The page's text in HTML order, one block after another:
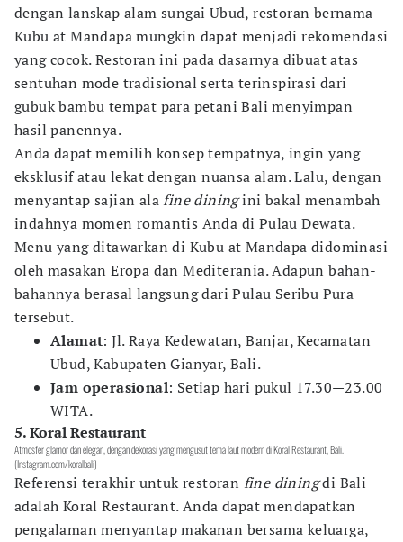
dengan lanskap alam sungai Ubud, restoran bernama
Kubu at Mandapa mungkin dapat menjadi rekomendasi
yang cocok. Restoran ini pada dasarnya dibuat atas
sentuhan mode tradisional serta terinspirasi dari
gubuk bambu tempat para petani Bali menyimpan
hasil panennya.
Anda dapat memilih konsep tempatnya, ingin yang
eksklusif atau lekat dengan nuansa alam. Lalu, dengan
menyantap sajian alafine diningini bakal menambah
indahnya momen romantis Anda di Pulau Dewata.
Menu yang ditawarkan di Kubu at Mandapa didominasi
oleh masakan Eropa dan Mediterania. Adapun bahan-
bahannya berasal langsung dari Pulau Seribu Pura
tersebut.
Alamat: Jl. Raya Kedewatan, Banjar, Kecamatan
Ubud, Kabupaten Gianyar, Bali.
Jam operasional: Setiap hari pukul 17.30—23.00
WITA.
5. Koral Restaurant
Atmosfer glamor dan elegan, dengan dekorasi yang mengusut tema laut modern di Koral Restaurant, Bali.
(Instagram.com/koralbali)
Referensi terakhir untuk restoran fine diningdi Bali
adalah Koral Restaurant. Anda dapat mendapatkan
pengalaman menyantap makanan bersama keluarga,